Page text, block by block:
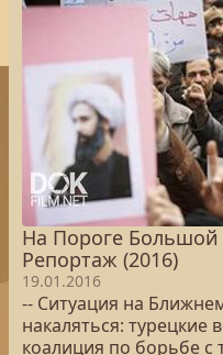
На Пороге
Репортаж (2016)
19.01.2016
-- Ситуация на
накаляться: турецкие
коалиция по борьбе с